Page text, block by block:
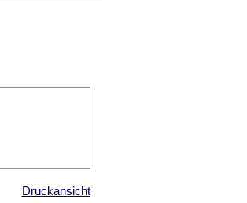
Druckansicht